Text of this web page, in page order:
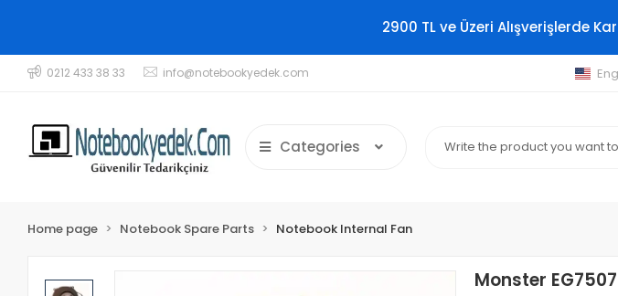
2900 TL ve Üzeri Alışverişlerde
0212 433 38 33 info@notebookyedek.com
Categories
Home page Notebook Spare Parts Notebook Internal Fan
Monster